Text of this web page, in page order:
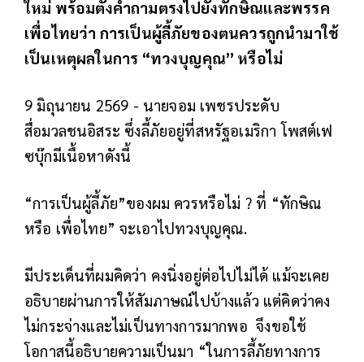
ใหม่ พร้อมตั้งคำถามตรงไปยังทักษิณและพรรค
เพื่อไทยว่า การเป็นผู้ลี้ภัยของตนควรถูกนำมาใช้
เป็นเหตุผลในการ “ทวงบุญคุณ” หรือไม่
9 มิถุนายน 2569 - นายจอม เพชรประดับ
สื่อมวลชนอิสระ ซึ่งลี้ภัยอยู่ที่สหรัฐอเมริกา โพสต์เฟ
ซบุ๊กมีเนื้อหาดังนี้
“การเป็นผู้ลี้ภัย”ของผม ควรหรือไม่ ? ที่ “ทักษิณ
หรือ เพื่อไทย” จะเอาไปทวงบุญคุณ.
มีประเด็นที่ผมคิดว่า คงนิ่งอยู่ต่อไปไม่ได้ แม้จะเคย
อธิบายผ่านการให้สัมภาษณ์ไปบ้างแล้ว แต่คิดว่าคง
ไม่กระจ่างและไม่เป็นทางการมากพอ จึงขอใช้
โอกาสนี้อธิบายความเป็นมา “ในการลี้ภัยทางการ